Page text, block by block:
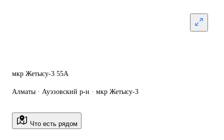
мкр Жетысу-3 55А
Алматы · Ауэзовский р-н · мкр Жетысу-3
Что есть рядом